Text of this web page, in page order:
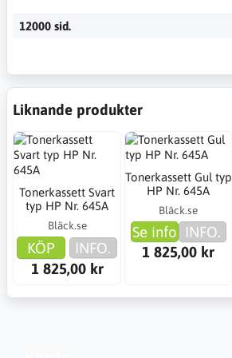
12000 sid.
Liknande produkter
Tonerkassett Svart
typ HP Nr. 645A
Bläck.se
KÖP
INFO.
1 825,00 kr
Tonerkassett Gul typ
HP Nr. 645A
Bläck.se
Se info INFO.
1 825,00 kr